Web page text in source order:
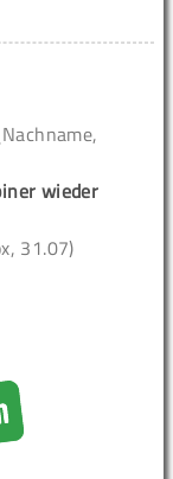
wieder
31.07)